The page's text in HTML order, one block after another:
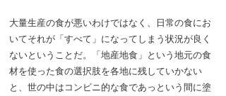
大量生産の食が悪いわけではなく、日常の食にお
いてそれが「すべて」になってしまう状況が良く
ないということだ。「地産地食」という地元の食
材を使った食の選択肢を各地に残していかない
と、世の中はコンビニ的な食であっという間に塗